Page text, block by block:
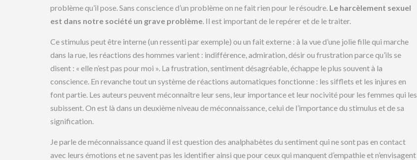
problème qu’il pose. Sans conscience d’un problème on ne fait rien pour le résoudre. Le harcèlement sexuel
est dans notre société un grave problème. Il est important de le repérer et de le traiter.
Ce stimulus peut être interne (un ressenti par exemple) ou un fait externe : à la vue d’une jolie fille qui marche
dans la rue, les réactions des hommes varient : indifférence, admiration, désir ou frustration parce qu’ils se
disent : « elle n’est pas pour moi ». La frustration, sentiment désagréable, échappe le plus souvent à la
conscience. En revanche tout un système de réactions automatiques fonctionne : les sifflets et les injures en
font partie. Les auteurs peuvent méconnaître leur sens, leur importance et leur nocivité pour les femmes qui les
subissent. On est là dans un deuxième niveau de méconnaissance, celui de l’importance du stimulus et de sa
signification.
Je parle de méconnaissance quand il est question des analphabètes du sentiment qui ne sont pas en contact
avec leurs émotions et ne savent pas les identifier ainsi que pour ceux qui manquent d’empathie et n’envisagent